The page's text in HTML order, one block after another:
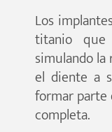
Los
titanio
simulando la
el diente a
formar parte
completa.